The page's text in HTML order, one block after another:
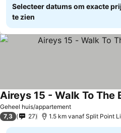
Selecteer datums om exacte
te zien
Geheel huis/appartement
Aireys 15 - Walk To The
7,3 27 1.5 km vanaf Split Point